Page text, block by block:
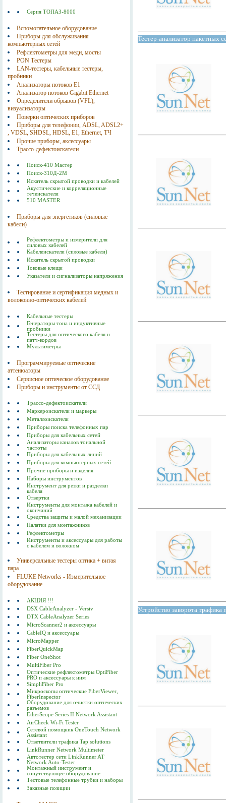
Серия ТОПАЗ-8000
Вспомогательное оборудование
Приборы для обслуживания
компьютерных сетей
Рефлектометры для меди, мосты
PON Тестеры
LAN-тестеры, кабельные тестеры,
пробники
Анализаторы потоков E1
Анализатор потоков Gigabit Ethernet
Определители обрывов (VFL),
визуализаторы
Поверки оптических приборов
Приборы для телефонии, ADSL, ADSL2+
, VDSL, SHDSL, HDSL, Е1, Ethernet, ТЧ
Прочие приборы, аксессуары
Трассо-дефектоискатели
Поиск-410 Мастер
Поиск-310Д-2M
Искатель скрытой проводки и кабелей
Акустические и корреляционные
течеискатели
510 MASTER
Приборы для энергетиков (силовые
кабели)
Рефлектометры и измерители для
силовых кабелей
Кабелеискатели (силовые кабели)
Искатель скрытой проводки
Токовые клещи
Указатели и сигнализаторы напряжения
Тестирование и сертификация медных и
волоконно-оптических кабелей
Кабельные тестеры
Генераторы тона и индуктивные
пробники
Тестеры для оптического кабеля и
патч-кордов
Мультиметры
Программируемые оптические
аттенюаторы
Сервисное оптическое оборудование
Приборы и инструменты от ССД
Трассо-дефектоискатели
Маркероискатели и маркеры
Металлоискатели
Приборы поиска телефонных пар
Приборы для кабельных сетей
Анализаторы каналов тональной
частоты
Приборы для кабельных линий
Приборы для компьютерных сетей
Прочие приборы и изделия
Наборы инструментов
Инструмент для резки и разделки
кабеля
Отвертки
Инструменты для монтажа кабелей и
окончаний
Средства защиты и малой механизации
Палатки для монтажников
Рефлектометры
Инструменты и аксессуары для работы
с кабелем и волокном
Универсальные тестеры оптика + витая
пара
FLUKE Networks - Измерительное
оборудование
АКЦИЯ !!!
DSX CableAnalyzer - Versiv
DTX CableAnalyzer Series
MicroScanner2 и аксессуары
CableIQ и аксессуары
MicroMapper
FiberQuickMap
Fiber OneShot
MultiFiber Pro
Оптические рефлектометры OptiFiber
PRO и аксессуары к ним
SimpliFiber Pro
Микроскопы оптические FiberViewer,
FiberInspector
Оборудование для очистки оптических
разъемов
EtherScope Series II Network Assistant
AirCheck Wi-Fi Tester
Сетевой помощник OneTouch Network
Assistant
Ответвители трафика Tap solutions
LinkRunner Network Multimeter
Автотестер сети LinkRunner AT
Network Auto-Tester
Монтажный инструмент и
сопутствующее оборудование
Тестовые телефонные трубки и наборы
Заказные позиции
Тестер-анализатор
Устройство заворота